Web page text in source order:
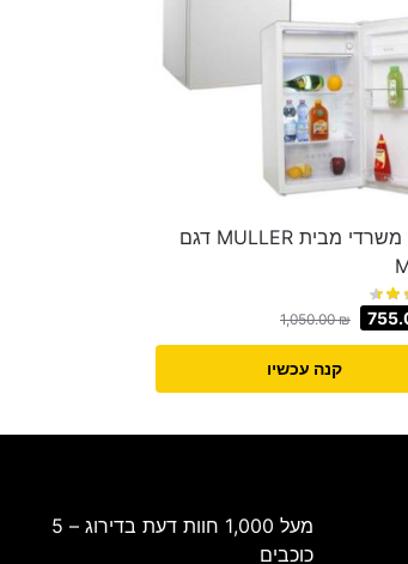
מקרר משרדי מבית MULLER דגם
1,050.00₪
קנה עכשיו
מעל 1,000 חוות דעת בדירוג – 5
כוכבים